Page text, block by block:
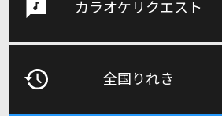
カラオケリクエスト
全国りれき